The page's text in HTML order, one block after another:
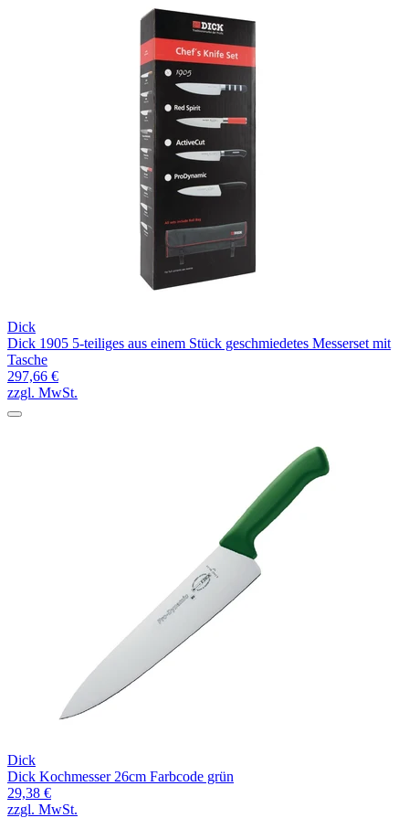
Dick
Dick 1905 5-teiliges aus einem Stück geschmiedetes Messerset mit
Tasche
297,66 €
zzgl. MwSt.
Dick
Dick Kochmesser 26cm Farbcode grün
29,38 €
zzgl. MwSt.